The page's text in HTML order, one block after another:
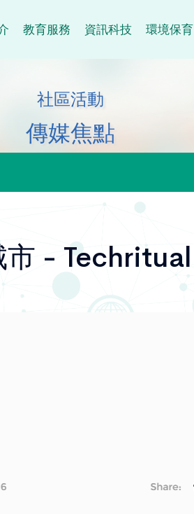
教育服務 資訊科技 環境保育
社區活動
傳媒焦點
市 - Techritual